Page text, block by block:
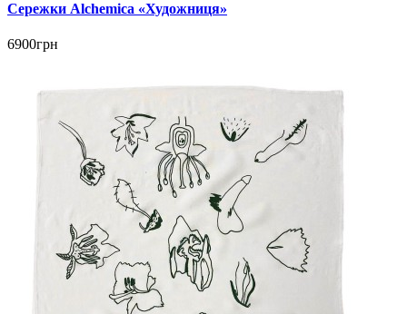
Сережки Alchemica «Художниця»
6900грн